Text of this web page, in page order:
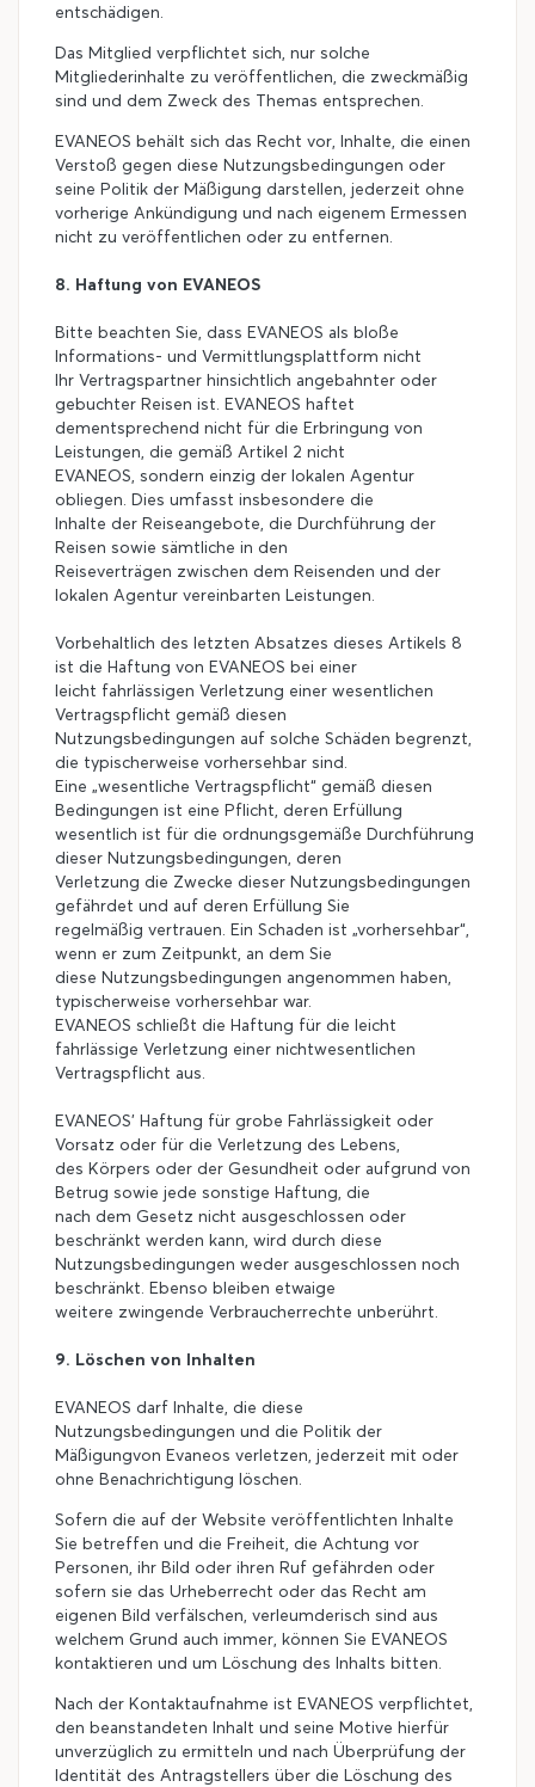
entschädigen.
Das Mitglied verpflichtet sich, nur solche
Mitgliederinhalte zu veröffentlichen, die zweckmäßig
sind und dem Zweck des Themas entsprechen.
EVANEOS behält sich das Recht vor, Inhalte, die einen
Verstoß gegen diese Nutzungsbedingungen oder
seine Politik der Mäßigung darstellen, jederzeit ohne
vorherige Ankündigung und nach eigenem Ermessen
nicht zu veröffentlichen oder zu entfernen.
8. Haftung von EVANEOS
Bitte beachten Sie, dass EVANEOS als bloße
Informations- und Vermittlungsplattform nicht
Ihr Vertragspartner hinsichtlich angebahnter oder
gebuchter Reisen ist. EVANEOS haftet
dementsprechend nicht für die Erbringung von
Leistungen, die gemäß Artikel 2 nicht
EVANEOS, sondern einzig der lokalen Agentur
obliegen. Dies umfasst insbesondere die
Inhalte der Reiseangebote, die Durchführung der
Reisen sowie sämtliche in den
Reiseverträgen zwischen dem Reisenden und der
lokalen Agentur vereinbarten Leistungen.
Vorbehaltlich des letzten Absatzes dieses Artikels 8
ist die Haftung von EVANEOS bei einer
leicht fahrlässigen Verletzung einer wesentlichen
Vertragspflicht gemäß diesen
Nutzungsbedingungen auf solche Schäden begrenzt,
die typischerweise vorhersehbar sind.
Eine „wesentliche Vertragspflicht“ gemäß diesen
Bedingungen ist eine Pflicht, deren Erfüllung
wesentlich ist für die ordnungsgemäße Durchführung
dieser Nutzungsbedingungen, deren
Verletzung die Zwecke dieser Nutzungsbedingungen
gefährdet und auf deren Erfüllung Sie
regelmäßig vertrauen. Ein Schaden ist „vorhersehbar“,
wenn er zum Zeitpunkt, an dem Sie
diese Nutzungsbedingungen angenommen haben,
typischerweise vorhersehbar war.
EVANEOS schließt die Haftung für die leicht
fahrlässige Verletzung einer nichtwesentlichen
Vertragspflicht aus.
EVANEOS’ Haftung für grobe Fahrlässigkeit oder
Vorsatz oder für die Verletzung des Lebens,
des Körpers oder der Gesundheit oder aufgrund von
Betrug sowie jede sonstige Haftung, die
nach dem Gesetz nicht ausgeschlossen oder
beschränkt werden kann, wird durch diese
Nutzungsbedingungen weder ausgeschlossen noch
beschränkt. Ebenso bleiben etwaige
weitere zwingende Verbraucherrechte unberührt.
9. Löschen von Inhalten
EVANEOS darf Inhalte, die diese
Nutzungsbedingungen und die Politik der
Mäßigungvon Evaneos verletzen, jederzeit mit oder
ohne Benachrichtigung löschen.
Sofern die auf der Website veröffentlichten Inhalte
Sie betreffen und die Freiheit, die Achtung vor
Personen, ihr Bild oder ihren Ruf gefährden oder
sofern sie das Urheberrecht oder das Recht am
eigenen Bild verfälschen, verleumderisch sind aus
welchem Grund auch immer, können Sie EVANEOS
kontaktieren und um Löschung des Inhalts bitten.
Nach der Kontaktaufnahme ist EVANEOS verpflichtet,
den beanstandeten Inhalt und seine Motive hierfür
unverzüglich zu ermitteln und nach Überprüfung der
Identität des Antragstellers über die Löschung des